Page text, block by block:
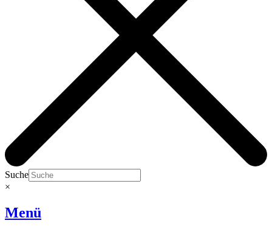
Suche
×
Menü